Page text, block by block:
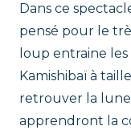
Dans ce
pensé pour le
loup entraine
Kamishibaï à
retrouver la
apprendront la